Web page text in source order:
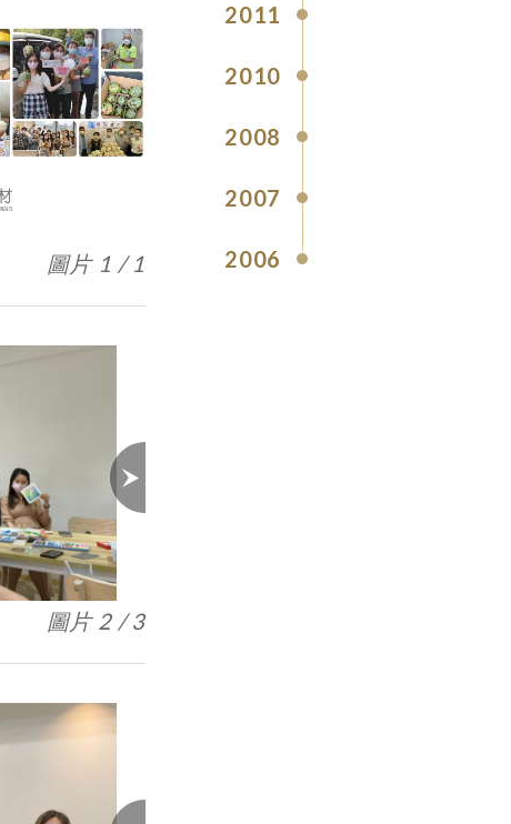
2011
2010
2008
2007
2006
圖片 1 / 1
圖片 3 / 3